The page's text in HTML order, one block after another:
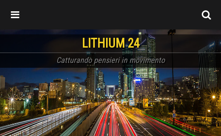
LITHIUM 24
Catturando pensieri in movimento